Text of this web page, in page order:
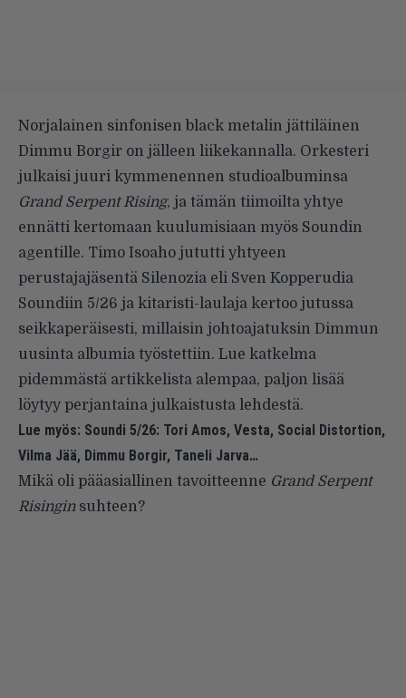
Norjalainen sinfonisen black metalin jättiläinen
Dimmu Borgir on jälleen liikekannalla. Orkesteri
julkaisi juuri kymmenennen studioalbuminsa
Grand Serpent Rising, ja tämän tiimoilta yhtye
ennätti kertomaan kuulumisiaan myös Soundin
agentille. Timo Isoaho jututti yhtyeen
perustajajäsentä Silenozia eli Sven Kopperudia
Soundiin 5/26 ja kitaristi-laulaja kertoo jutussa
seikkaperäisesti, millaisin johtoajatuksin Dimmun
uusinta albumia työstettiin. Lue katkelma
pidemmästä artikkelista alempaa, paljon lisää
löytyy perjantaina julkaistusta lehdestä.
Lue myös: Soundi 5/26: Tori Amos, Vesta, Social Distortion,
Vilma Jää, Dimmu Borgir, Taneli Jarva…
Mikä oli pääasiallinen tavoitteenne Grand Serpent
Risingin suhteen?